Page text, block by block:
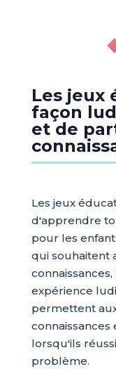
Les jeux
façon
et de
Les jeux
d'apprendre
pour les
qui souhaitent
expérience
permettent
connaissances
lorsqu'ils
problème.